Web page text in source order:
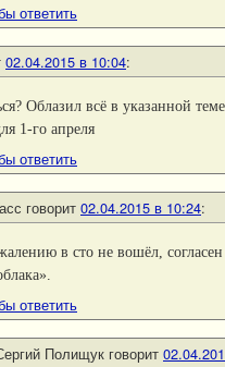
ответить
02.04.2015 в 10:04:
Облазил всё в указанной
1-го апреля
ответить
говорит 02.04.2015 в 10:24:
в сто не вошёл, согласен
ответить
Полищук говорит